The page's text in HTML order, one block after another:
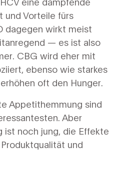
und Vorteile fürs
dagegen wirkt meist
— es ist also
CBG wird eher mit
ebenso wie starkes
oft den Hunger.
Appetithemmung sind
Aber
ist noch jung, die Effekte
und